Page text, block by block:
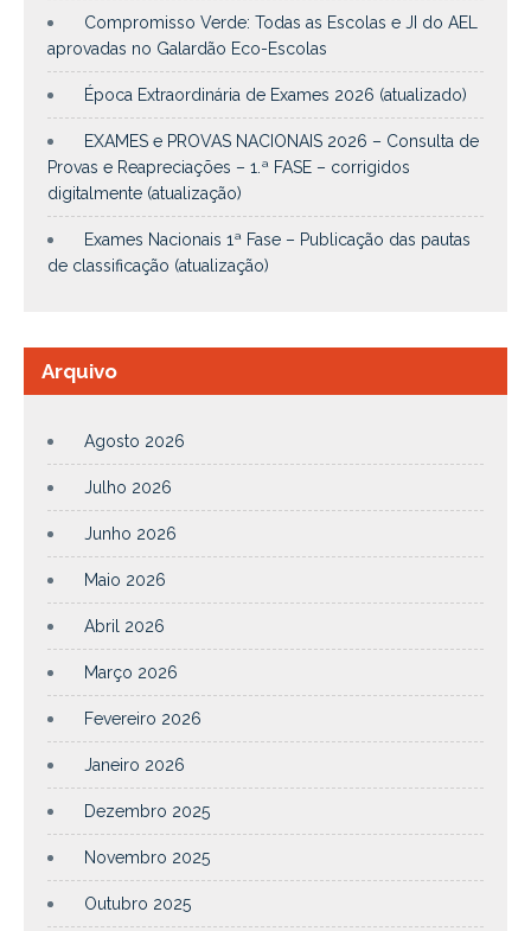
Compromisso Verde: Todas as Escolas e JI do AEL
aprovadas no Galardão Eco-Escolas
Época Extraordinária de Exames 2026 (atualizado)
EXAMES e PROVAS NACIONAIS 2026 – Consulta de
Provas e Reapreciações – 1.ª FASE – corrigidos
digitalmente (atualização)
Exames Nacionais 1ª Fase – Publicação das pautas
de classificação (atualização)
Arquivo
Agosto 2026
Julho 2026
Junho 2026
Maio 2026
Abril 2026
Março 2026
Fevereiro 2026
Janeiro 2026
Dezembro 2025
Novembro 2025
Outubro 2025